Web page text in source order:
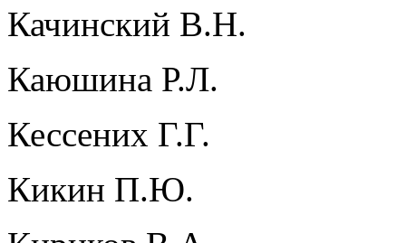
Качинский В.Н.
Каюшина Р.Л.
Кессених Г.Г.
Кикин П.Ю.